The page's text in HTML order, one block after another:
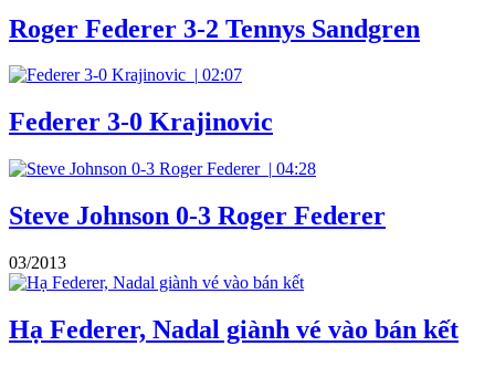
Roger Federer 3-2 Tennys Sandgren
| 02:07
Federer 3-0 Krajinovic
| 04:28
Steve Johnson 0-3 Roger Federer
03/2013
Hạ Federer, Nadal giành vé vào bán kết